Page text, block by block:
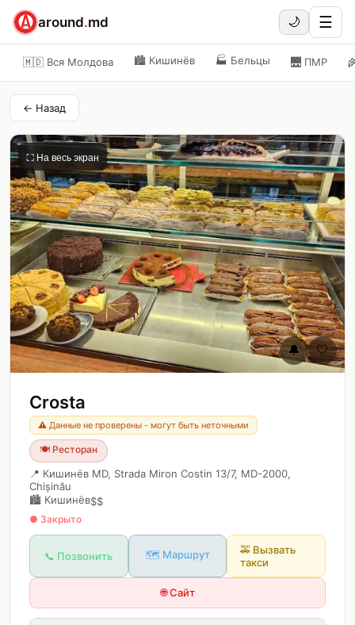
around.md 🌙 ☰
🇲🇩 Вся Молдова 🏙️ Кишинёв 🏭 Бельцы 🌉 ПМР
← Назад
⛶ На весь экран
🔔 🤍
Crosta
⚠️ Данные не проверены - могут быть неточными
🍽️ Ресторан
📍 Кишинёв MD, Strada Miron Costin 13/7, MD-2000,
Chișinău
🏙️ Кишинёв$$
● Закрыто
📞 Позвонить 🗺️ Маршрут 🚕 Вызвать
такси
🌐 Сайт